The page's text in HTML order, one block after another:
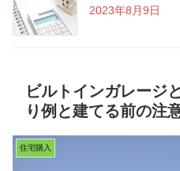
2023年8月9日
ビルトインガレージ
り例と建てる前の注
住宅購入